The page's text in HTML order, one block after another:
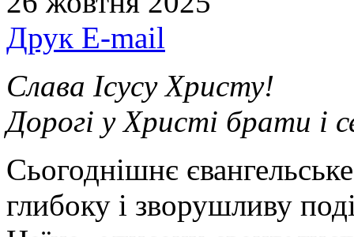
Друк E-mail
Слава Ісусу Христу!
Дорогі у Христі брати і
Сьогоднішнє
глибоку і зворушливу